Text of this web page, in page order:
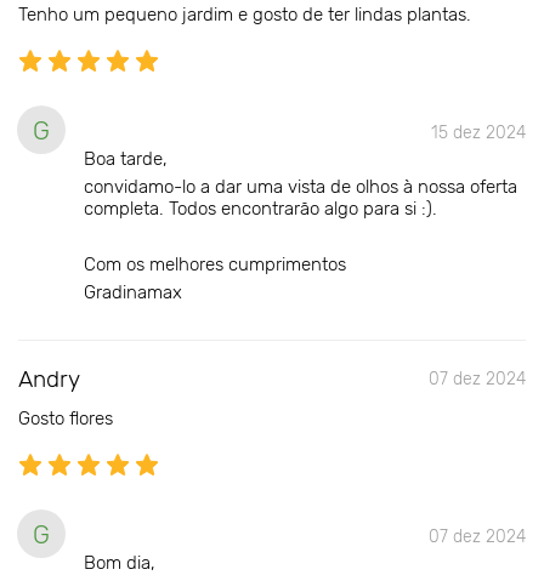
Tenho um pequeno jardim e gosto de ter lindas plantas.
G 15 dez 2024
Boa tarde,
convidamo-lo a dar uma vista de olhos à nossa oferta
completa. Todos encontrarão algo para si :).
Com os melhores cumprimentos
Gradinamax
Andry 07 dez 2024
Gosto flores
G 07 dez 2024
Bom dia,